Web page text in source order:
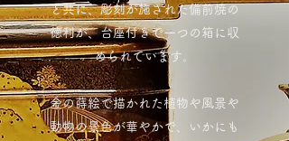
と共に、彫刻が施された備前焼の
徳利が、台座付きで一つの箱に収
められています。
金の蒔絵で描かれた植物や風景や
動物の景色が華やかで、いかにも